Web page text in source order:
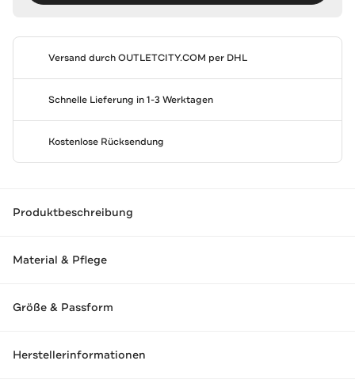
Versand durchOUTLETCITY.COM per DHL
Schnelle Lieferung in 1-3 Werktagen
Kostenlose Rücksendung
Produktbeschreibung
Material & Pflege
Größe & Passform
Herstellerinformationen